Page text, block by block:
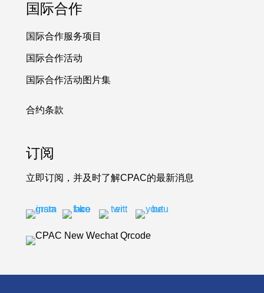
国际合作
国际合作服务项目
国际合作活动
国际合作活动图片集
合约条款
订阅
立即订阅，并及时了解CPAC的最新消息